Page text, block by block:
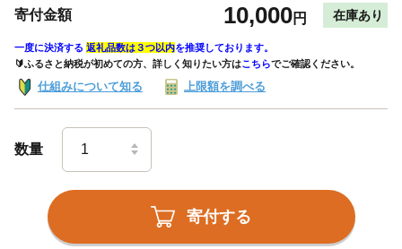
寄付金額 10,000円 在庫あり
一度に決済する 返礼品数は３つ以内を推奨しております。
🔰ふるさと納税が初めての方、詳しく知りたい方はこちらでご確認ください。
仕組みについて知る 上限額を調べる
数量
寄付する